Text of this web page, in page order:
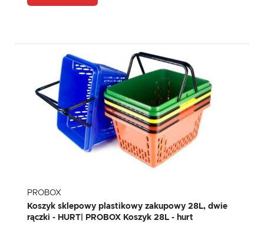
PROBOX
Koszyk sklepowy plastikowy zakupowy 28L, dwie
rączki - HURT| PROBOX Koszyk 28L - hurt